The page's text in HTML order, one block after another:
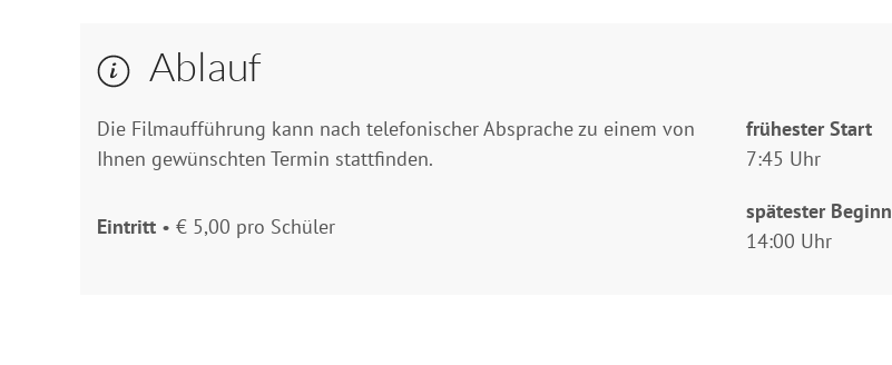
Ablauf
Die Filmaufführung kann nach telefonischer Absprache zu einem von
Ihnen gewünschten Termin stattfinden.
Eintritt • € 5,00 pro Schüler
frühester Start
7:45 Uhr
spätester Beginn
14:00 Uhr